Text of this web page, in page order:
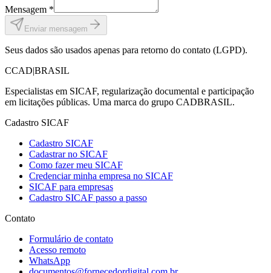
Mensagem *
Enviar mensagem
Seus dados são usados apenas para retorno do contato (LGPD).
CCAD|BRASIL
Especialistas em SICAF, regularização documental e participação
em licitações públicas. Uma marca do grupo CADBRASIL.
Cadastro SICAF
Cadastro SICAF
Cadastrar no SICAF
Como fazer meu SICAF
Credenciar minha empresa no SICAF
SICAF para empresas
Cadastro SICAF passo a passo
Contato
Formulário de contato
Acesso remoto
WhatsApp